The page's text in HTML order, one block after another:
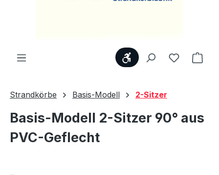
WerkzeugleisteDu hast 0
Strandkörbe Basis-Modell 2-Sitzer
Basis-Modell 2-Sitzer 90° aus
PVC-Geflecht